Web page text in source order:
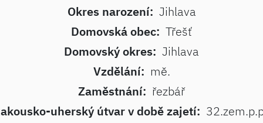
Okres narození: Jihlava
Domovská obec: Třešť
Domovský okres: Jihlava
Vzdělání: mě.
Zaměstnání: řezbář
uherský útvar v době zajetí: